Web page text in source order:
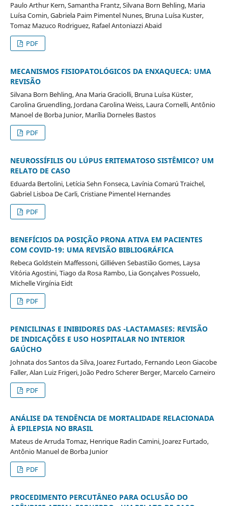
Paulo Arthur Kern, Samantha Frantz, Silvana Born Behling, Maria
Luísa Comin, Gabriela Paim Pimentel Nunes, Bruna Luísa Kuster,
Tomaz Mazuco Rodriguez, Rafael Antoniazzi Abaid
PDF
MECANISMOS FISIOPATOLÓGICOS DA ENXAQUECA: UMA
REVISÃO
Silvana Born Behling, Ana Maria Graciolli, Bruna Luísa Küster,
Carolina Gruendling, Jordana Carolina Weiss, Laura Cornelli, Antônio
Manoel de Borba Junior, Marília Dorneles Bastos
PDF
NEUROSSÍFILIS OU LÚPUS ERITEMATOSO SISTÊMICO? UM
RELATO DE CASO
Eduarda Bertolini, Letícia Sehn Fonseca, Lavínia Comarú Traichel,
Gabriel Lisboa De Carli, Cristiane Pimentel Hernandes
PDF
BENEFÍCIOS DA POSIÇÃO PRONA ATIVA EM PACIENTES
COM COVID-19: UMA REVISÃO BIBLIOGRÁFICA
Rebeca Goldstein Maffessoni, Gilliéven Sebastião Gomes, Laysa
Vitória Agostini, Tiago da Rosa Rambo, Lia Gonçalves Possuelo,
Michelle Virgínia Eidt
PDF
PENICILINAS E INIBIDORES DAS -LACTAMASES: REVISÃO
DE INDICAÇÕES E USO HOSPITALAR NO INTERIOR
GAÚCHO
Johnata dos Santos da Silva, Joarez Furtado, Fernando Leon Giacobe
Faller, Alan Luiz Frigeri, João Pedro Scherer Berger, Marcelo Carneiro
PDF
ANÁLISE DA TENDÊNCIA DE MORTALIDADE RELACIONADA
À EPILEPSIA NO BRASIL
Mateus de Arruda Tomaz, Henrique Radin Camini, Joarez Furtado,
Antônio Manuel de Borba Junior
PDF
PROCEDIMENTO PERCUTÂNEO PARA OCLUSÃO DO